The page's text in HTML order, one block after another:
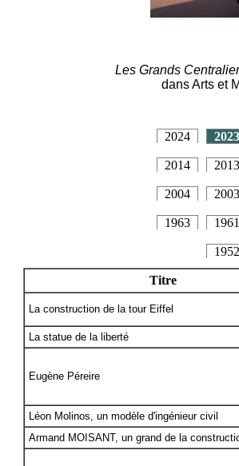
Les Grands
dans Arts et
2024
2023
2014 2013
2004 2003
1963 1961
1952
Titre
La construction de la tour Eiffel
La statue de la liberté
Eugène Péreire
Léon Molinos, un modèle d'ingénieur civil
Armand MOISANT, un grand de la